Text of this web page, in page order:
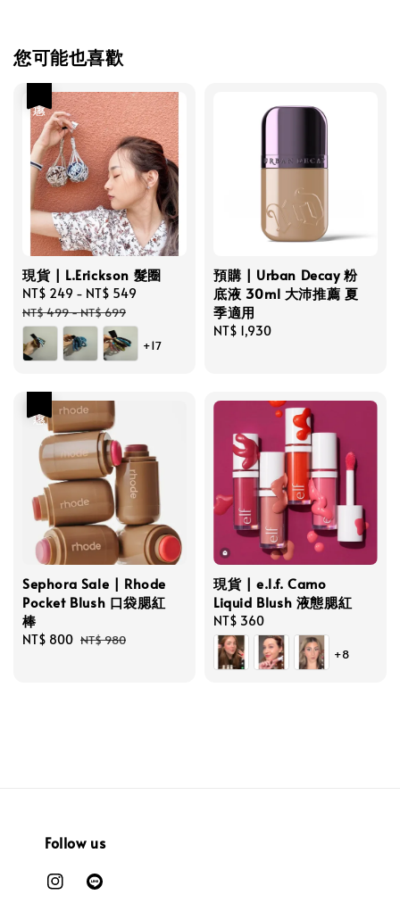
您可能也喜歡
現貨 | L.Erickson 髮圈
Sale
price
NT$ 249 - NT$ 549
NT$ 499-NT$ 699
+17
預購 | Urban Decay 粉
底液 30ml 大沛推薦 夏
季適用
Regular
NT$ 1,930
Sephora Sale | Rhode
Pocket Blush 口袋腮紅
棒
Sale
NT$ 800 Regular
NT$ 980
現貨 | e.l.f. Camo
Liquid Blush 液態腮紅
Regular
price
NT$ 360
+8
Follow us